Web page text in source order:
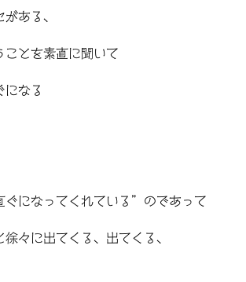
ある、
ことを素直に聞いて
になる
になってくれている”のであって
徐々に出てくる、出てくる、